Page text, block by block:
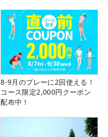
8-9月のプレーに2回使える！
コース限定2,000円クーポン
配布中！